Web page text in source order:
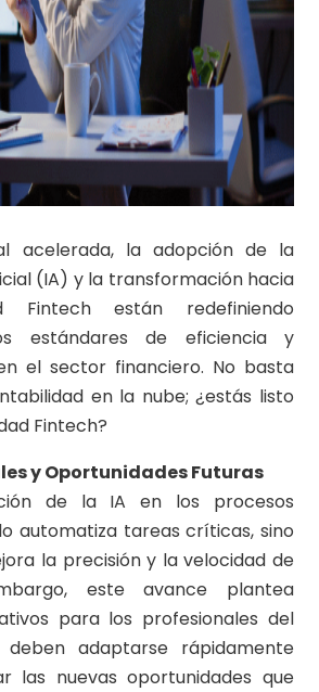
acelerada, la adopción de la
(IA) y la transformación hacia
Fintech están redefiniendo
estándares de eficiencia y
el sector financiero. No basta
en la nube; ¿estás listo
Fintech?
y Oportunidades Futuras
de la IA en los procesos
automatiza tareas críticas, sino
la precisión y la velocidad de
este avance plantea
para los profesionales del
deben adaptarse rápidamente
las nuevas oportunidades que